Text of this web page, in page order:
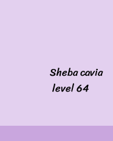
Sheba cavia
level 64